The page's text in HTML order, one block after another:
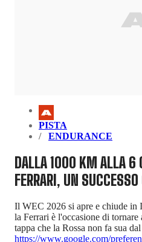
PISTA
ENDURANCE
DALLA 1000 KM ALLA 6
FERRARI, UN
Il WEC 2026 si apre e chiude in
la Ferrari è l'occasione di
tappa che la Rossa non fa sua
https://www.google.com/